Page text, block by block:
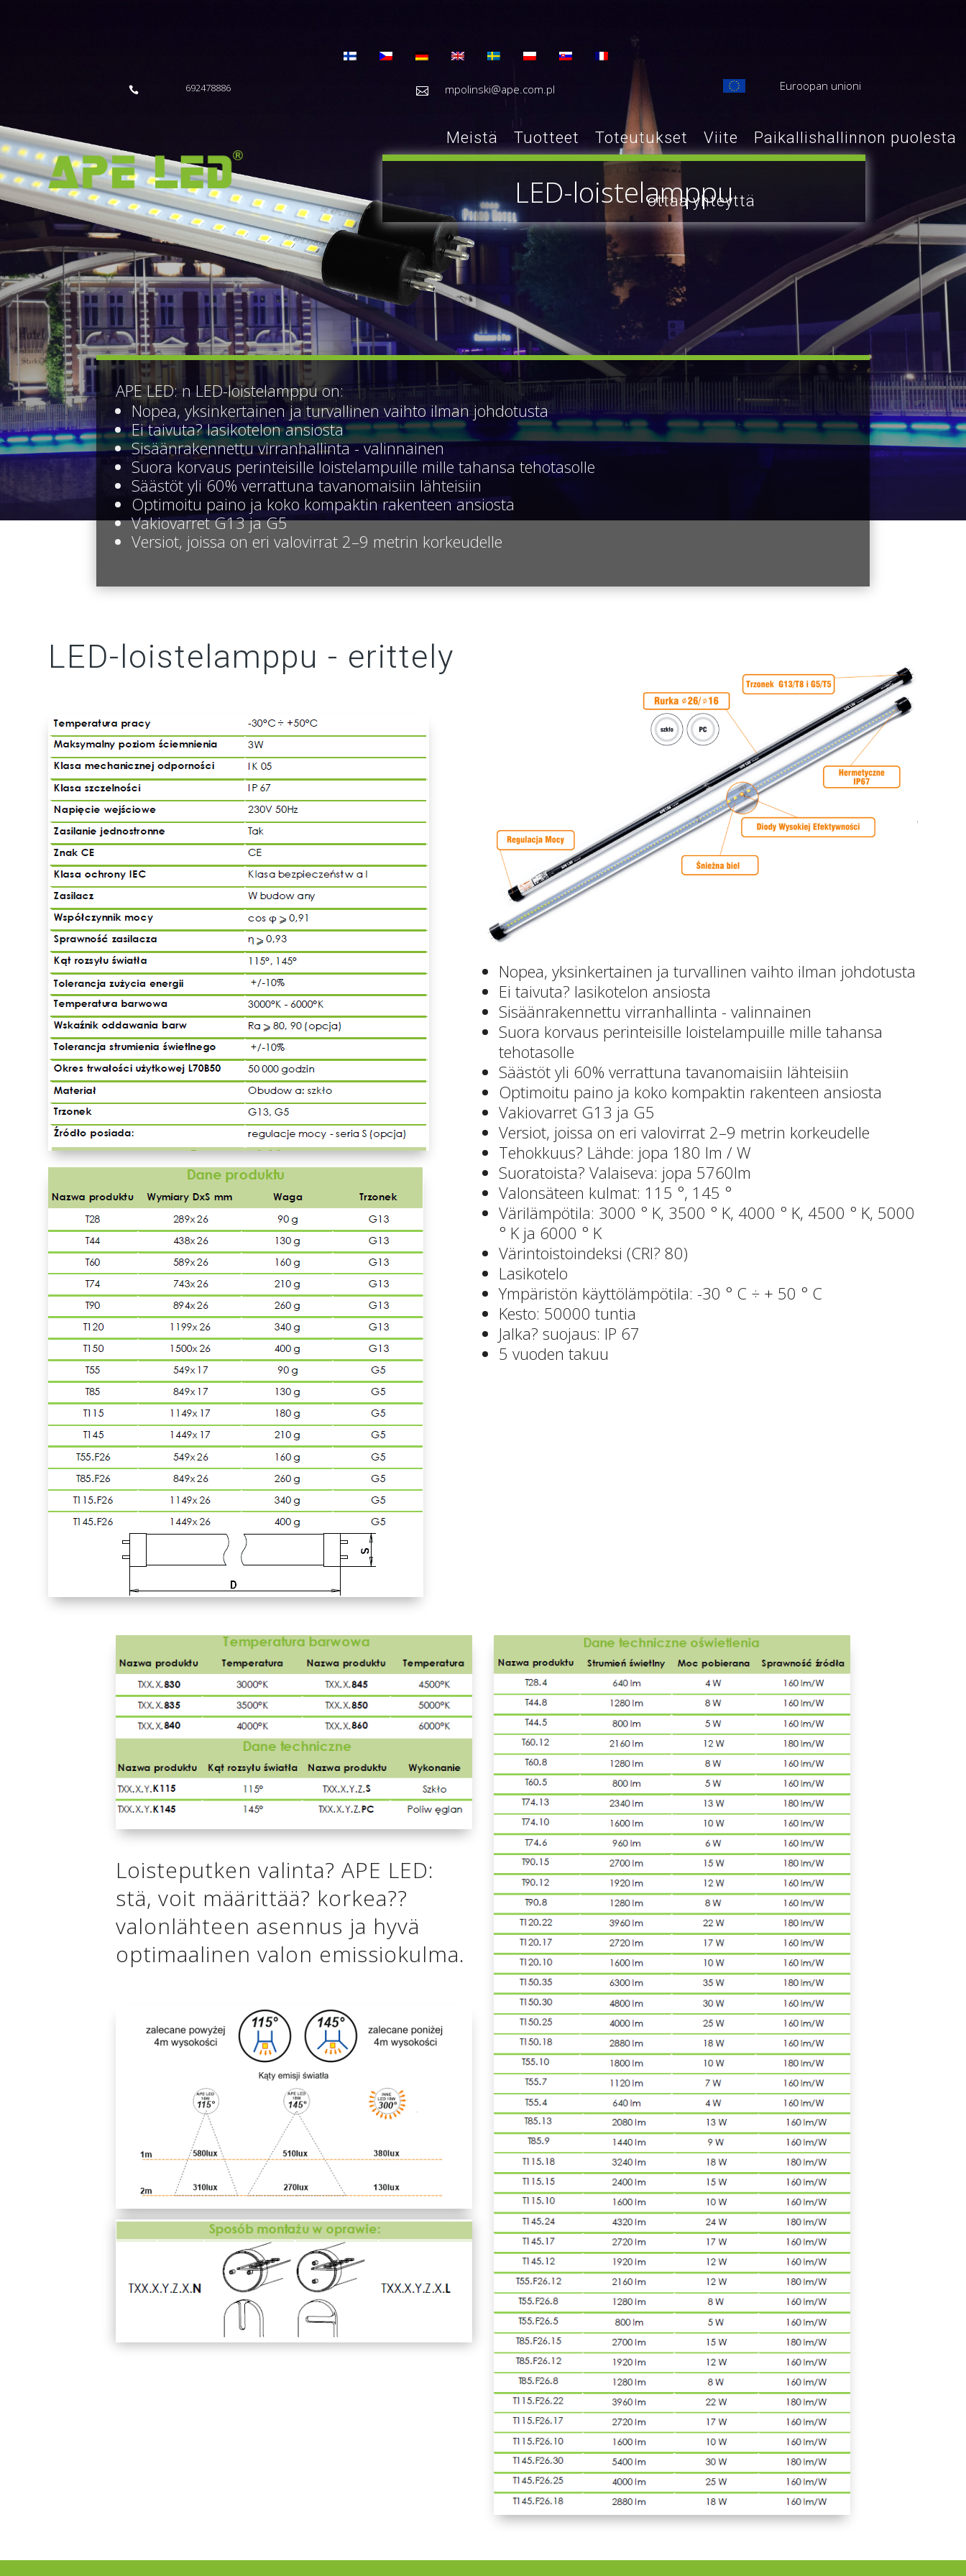
 692478886  mpolinski@ape.com.pl Euroopan unioni
Meistä Tuotteet Toteutukset Viite Paikallishallinnon puolesta
ottaa yhteyttä
LED-loistelamppu
APE LED: n LED-loistelamppu on:
Nopea, yksinkertainen ja turvallinen vaihto ilman johdotusta
Ei taivuta? lasikotelon ansiosta
Sisäänrakennettu virranhallinta - valinnainen
Suora korvaus perinteisille loistelampuille mille tahansa tehotasolle
Säästöt yli 60% verrattuna tavanomaisiin lähteisiin
Optimoitu paino ja koko kompaktin rakenteen ansiosta
Vakiovarret G13 ja G5
Versiot, joissa on eri valovirrat 2–9 metrin korkeudelle
LED-loistelamppu - erittely
Nopea, yksinkertainen ja turvallinen vaihto ilman johdotusta
Ei taivuta? lasikotelon ansiosta
Sisäänrakennettu virranhallinta - valinnainen
Suora korvaus perinteisille loistelampuille mille tahansa
tehotasolle
Säästöt yli 60% verrattuna tavanomaisiin lähteisiin
Optimoitu paino ja koko kompaktin rakenteen ansiosta
Vakiovarret G13 ja G5
Versiot, joissa on eri valovirrat 2–9 metrin korkeudelle
Tehokkuus? Lähde: jopa 180 lm / W
Suoratoista? Valaiseva: jopa 5760lm
Valonsäteen kulmat: 115 °, 145 °
Värilämpötila: 3000 ° K, 3500 ° K, 4000 ° K, 4500 ° K, 5000
° K ja 6000 ° K
Värintoistoindeksi (CRI? 80)
Lasikotelo
Ympäristön käyttölämpötila: -30 ° C ÷ + 50 ° C
Kesto: 50000 tuntia
Jalka? suojaus: IP 67
5 vuoden takuu
Loisteputken valinta? APE LED:
stä, voit määrittää? korkea??
valonlähteen asennus ja hyvä
optimaalinen valon emissiokulma.